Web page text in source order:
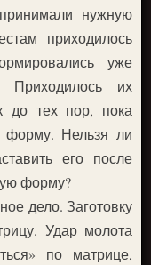
нужную
приходилось
уже
Приходилось их
до тех пор, пока
форму. Нельзя ли
его после
форму?
дело. Заготовку
Удар молота
по матрице,